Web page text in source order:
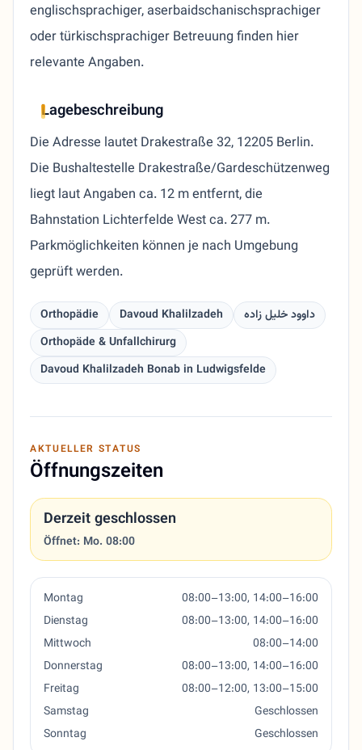
englischsprachiger, aserbaidschanischsprachiger
oder türkischsprachiger Betreuung finden hier
relevante Angaben.
Lagebeschreibung
Die Adresse lautet Drakestraße 32, 12205 Berlin.
Die Bushaltestelle Drakestraße/Gardeschützenweg
liegt laut Angaben ca. 12 m entfernt, die
Bahnstation Lichterfelde West ca. 277 m.
Parkmöglichkeiten können je nach Umgebung
geprüft werden.
Orthopädie Davoud Khalilzadeh
داوود خلیل زاده
Orthopäde & Unfallchirurg
Davoud Khalilzadeh Bonab in Ludwigsfelde
AKTUELLER STATUS
Öffnungszeiten
Derzeit geschlossen
Öffnet: Mo. 08:00
Montag
08:00–13:00, 14:00–16:00
Dienstag
08:00–13:00, 14:00–16:00
Mittwoch
08:00–14:00
Donnerstag
08:00–13:00, 14:00–16:00
Freitag
08:00–12:00, 13:00–15:00
Samstag
Geschlossen
Sonntag
Geschlossen